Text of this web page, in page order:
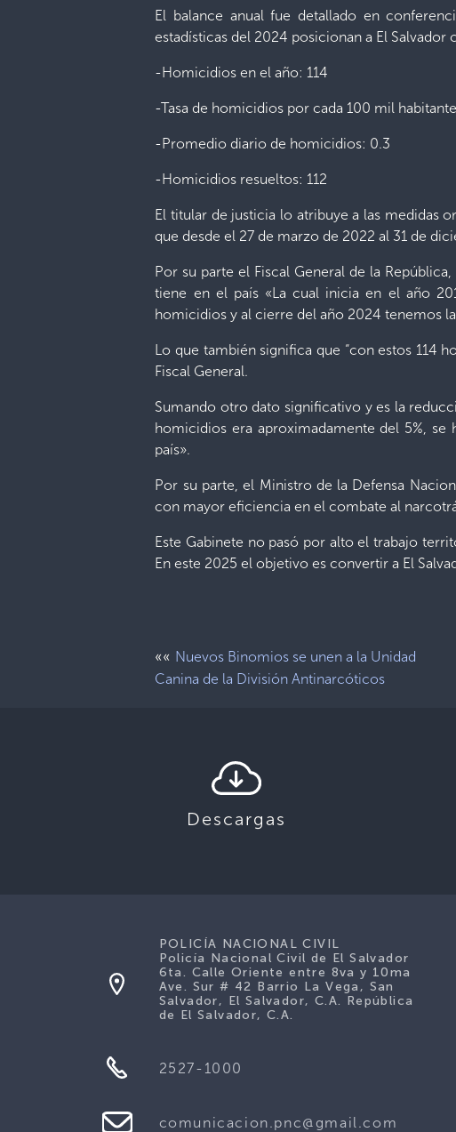
El balance anual fue detallado en
estadísticas del 2024 posicionan a El
-Homicidios en el año: 114
-Tasa de homicidios por cada 100 mil
-Promedio diario de homicidios: 0.3
-Homicidios resueltos: 112
El titular de justicia lo atribuye a las medidas
que desde el 27 de marzo de 2022 al 31 de
Por su parte el Fiscal General de la
tiene en el país «La cual inicia en el año
homicidios y al cierre del año 2024 tenemos
Lo que también significa que “con estos 114
Fiscal General.
Sumando otro dato significativo y es la
homicidios era aproximadamente del 5%,
país».
Por su parte, el Ministro de la Defensa
con mayor eficiencia en el combate al
Este Gabinete no pasó por alto el trabajo
En este 2025 el objetivo es convertir a El
«« Nuevos Binomios se unen a la Unidad
Canina de la División Antinarcóticos
Descargas
POLICÍA NACIONAL CIVIL
Policía Nacional Civil de El Salvador
6ta. Calle Oriente entre 8va y 10ma
Ave. Sur # 42 Barrio La Vega, San
Salvador, El Salvador, C.A. República
de El Salvador, C.A.
2527-1000
comunicacion.pnc@gmail.com